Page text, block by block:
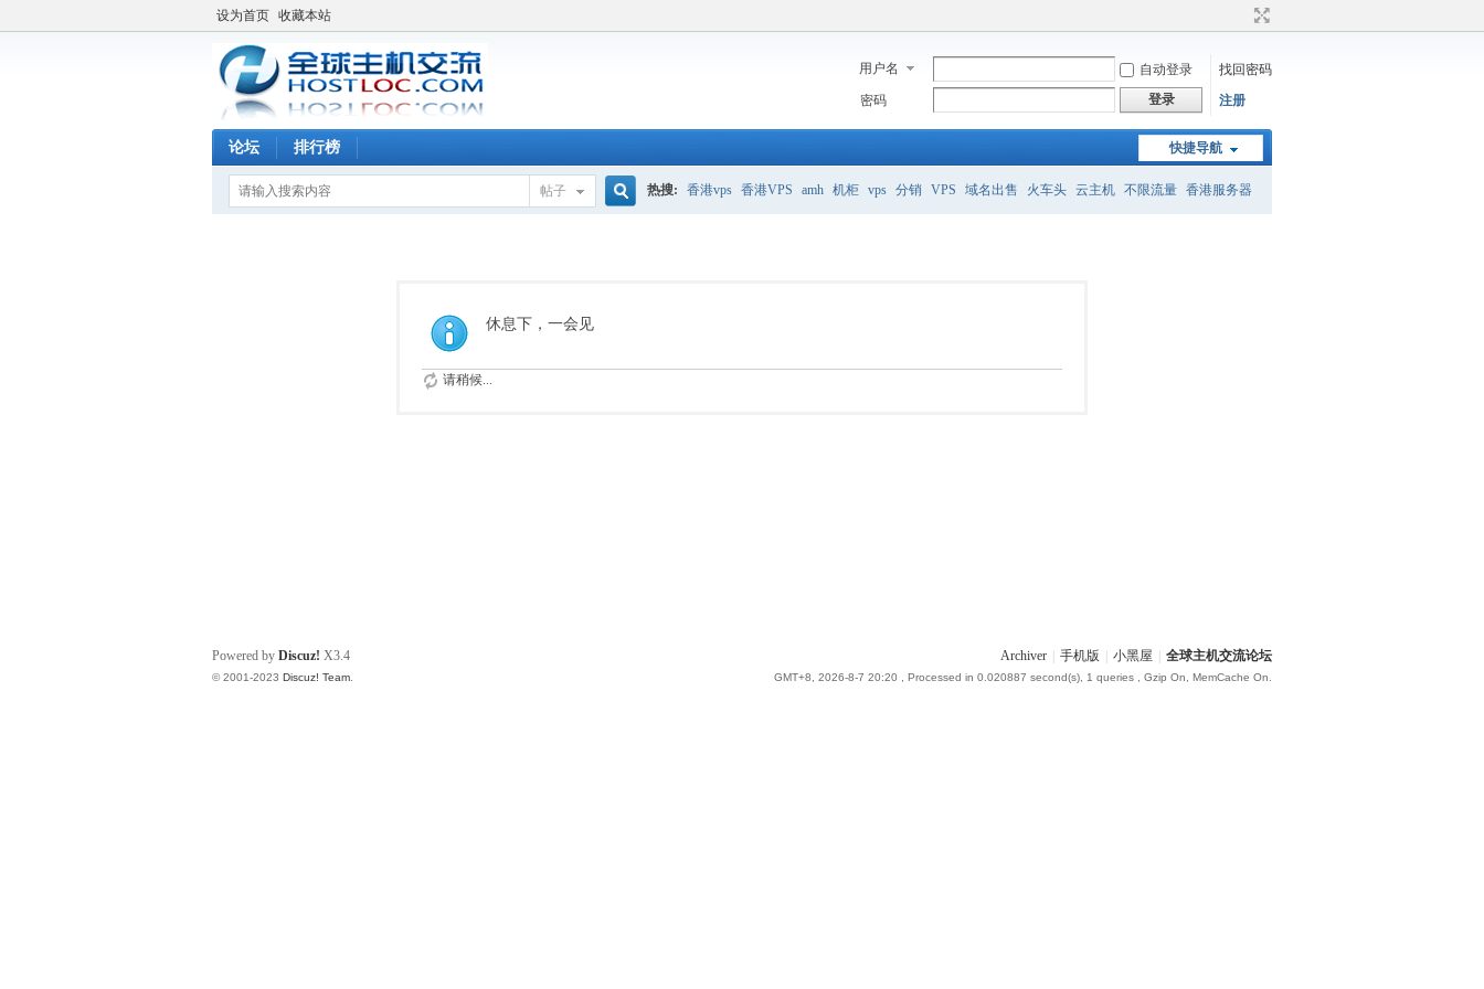
设为首页 收藏本站
用户名 自动登录
找回密码
密码
登录 注册
快捷导航
论坛 排行榜
帖子 热搜: 香港vps 香港VPS amh 机柜 vps 分销 VPS 域名出售 火车头 云主机 不限流量 香港服务器
休息下，一会见
请稍候...
Archiver 手机版 小黑屋 全球主机交流论坛
GMT+8, 2026-8-7 20:20 , Processed in 0.020887 second(s), 1 queries , Gzip On, MemCache On.
Powered by Discuz! X3.4
© 2001-2023 Discuz! Team